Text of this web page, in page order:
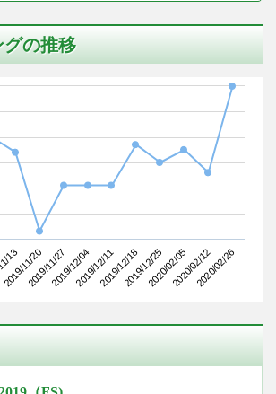
の推移
13
2019/11/202019/11/272019/12/042019/12/112019/12/182019/12/252020/02/052020/02/122020/02/26